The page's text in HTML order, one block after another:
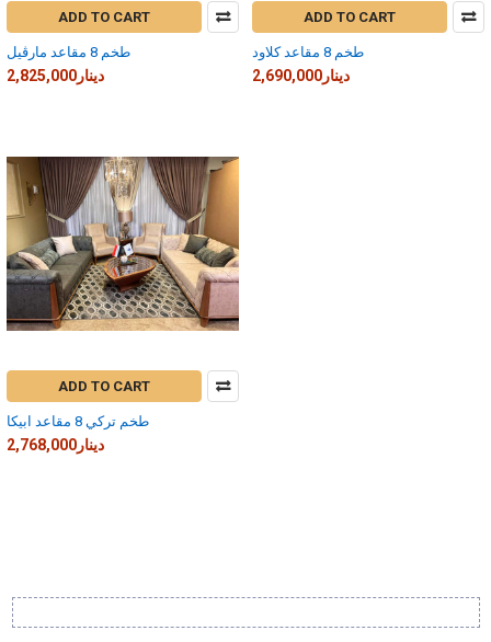
ADD TO CART
طخم 8 مقاعد مارڤيل
2,825,000دينار
ADD TO CART
طخم 8 مقاعد كلاود
2,690,000دينار
ADD TO CART
طخم تركي 8 مقاعد ابيكا
2,768,000دينار